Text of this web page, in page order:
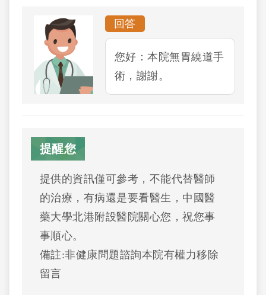
回答
您好：本院無胃繞道手
術，謝謝。
提醒您
提供的資訊僅可參考，不能代替醫師
的治療，有病還是要看醫生，中國醫
藥大學北港附設醫院關心您，祝您事
事順心。
備註:非健康問題諮詢本院有權力移除
留言